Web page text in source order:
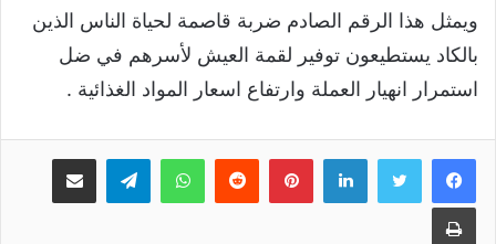
ويمثل هذا الرقم الصادم ضربة قاصمة لحياة الناس الذين
بالكاد يستطيعون توفير لقمة العيش لأسرهم في ضل
استمرار انهيار العملة وارتفاع اسعار المواد الغذائية .
لينكدإنبينتيريست واتسابتيلقرام مشاركة عبر البريد
طباعة